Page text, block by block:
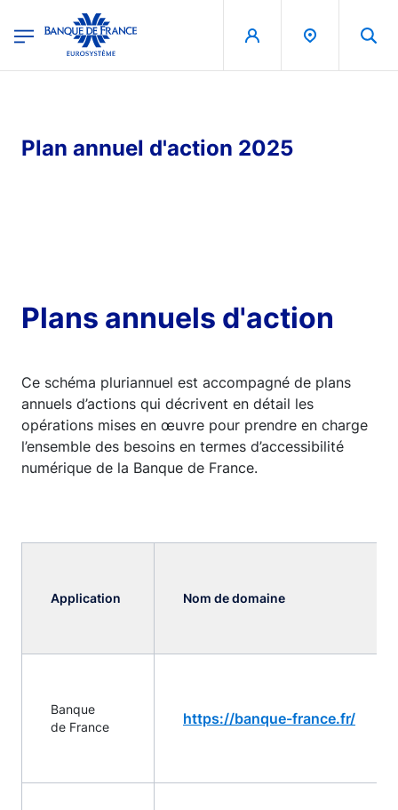
Banque de France - Menu Principal
Plan annuel d'action 2025
Plans annuels d'action
Ce schéma pluriannuel est accompagné de plans
annuels d’actions qui décrivent en détail les
opérations mises en œuvre pour prendre en charge
l’ensemble des besoins en termes d’accessibilité
numérique de la Banque de France.
Application Nom de domaine
Banque
de France
https://banque-france.fr/